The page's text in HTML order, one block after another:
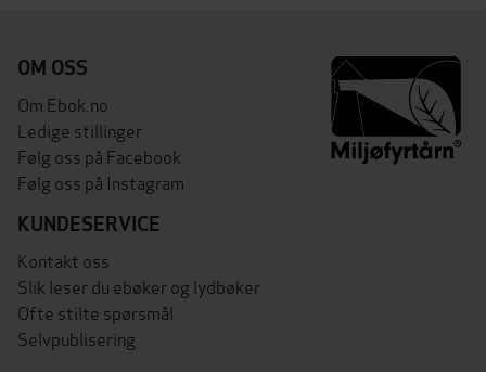
OM OSS
Om Ebok.no
Ledige stillinger
Følg oss på Facebook
Følg oss på Instagram
KUNDESERVICE
Kontakt oss
Slik leser du ebøker og lydbøker
Ofte stilte spørsmål
Selvpublisering